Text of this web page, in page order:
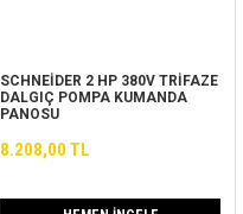
SCHNEİDER 2 HP 380V TRİFAZE
DALGIÇ POMPA KUMANDA
PANOSU
8.208,00 TL